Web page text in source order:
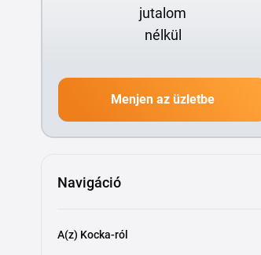
jutalom
nélkül
Menjen az üzletbe
Navigáció
A(z) Kocka-ról